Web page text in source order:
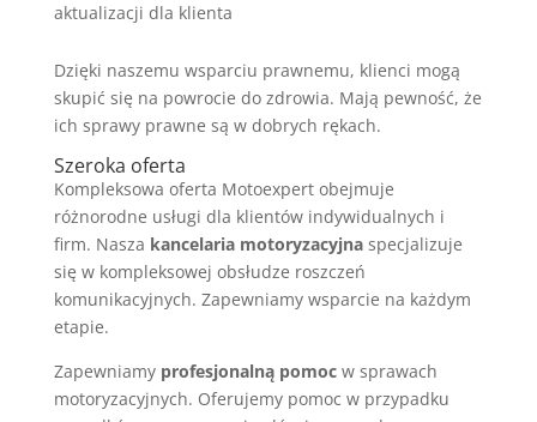
aktualizacji dla klienta
Dzięki naszemu wsparciu prawnemu, klienci mogą
skupić się na powrocie do zdrowia. Mają pewność, że
ich sprawy prawne są w dobrych rękach.
Szeroka oferta
Kompleksowa oferta Motoexpert obejmuje
różnorodne usługi dla klientów indywidualnych i
firm. Nasza kancelaria motoryzacyjnaspecjalizuje
się w kompleksowej obsłudze roszczeń
komunikacyjnych. Zapewniamy wsparcie na każdym
etapie.
Zapewniamy profesjonalną pomocw sprawach
motoryzacyjnych. Oferujemy pomoc w przypadku